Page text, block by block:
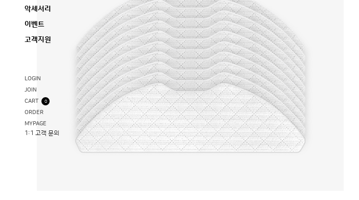
악세서리
이벤트
고객지원
LOGIN
JOIN
CART
0
ORDER
MYPAGE
1:1 고객 문의